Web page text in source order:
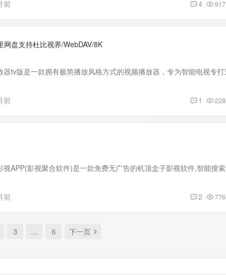
前 4 917
网盘支持杜比视界/WebDAV/8K
前 1 228
前 2 776
3 … 6 下一页